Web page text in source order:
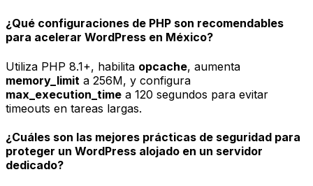
¿Qué configuraciones de PHP son recomendables
para acelerar WordPress en México?
Utiliza PHP 8.1+, habilita opcache, aumenta
memory_limit a 256M, y configura
max_execution_time a 120 segundos para evitar
timeouts en tareas largas.
¿Cuáles son las mejores prácticas de seguridad para
proteger un WordPress alojado en un servidor
dedicado?